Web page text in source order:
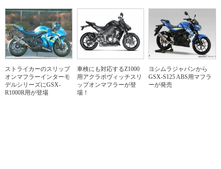
ストライカーのスリップ
オンマフラーインターモ
デルシリーズにGSX-
R1000R用が登場
車検にも対応するZ1000
用アクラポヴィッチスリ
ップオンマフラーが登
場！
ヨシムラジャパンから
GSX-S125 ABS用マフラ
ーが発売